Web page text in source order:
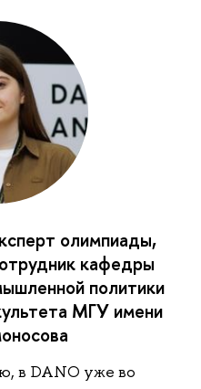
олимпиады,
кафедры
политики
МГУ имени
в DANO уже во